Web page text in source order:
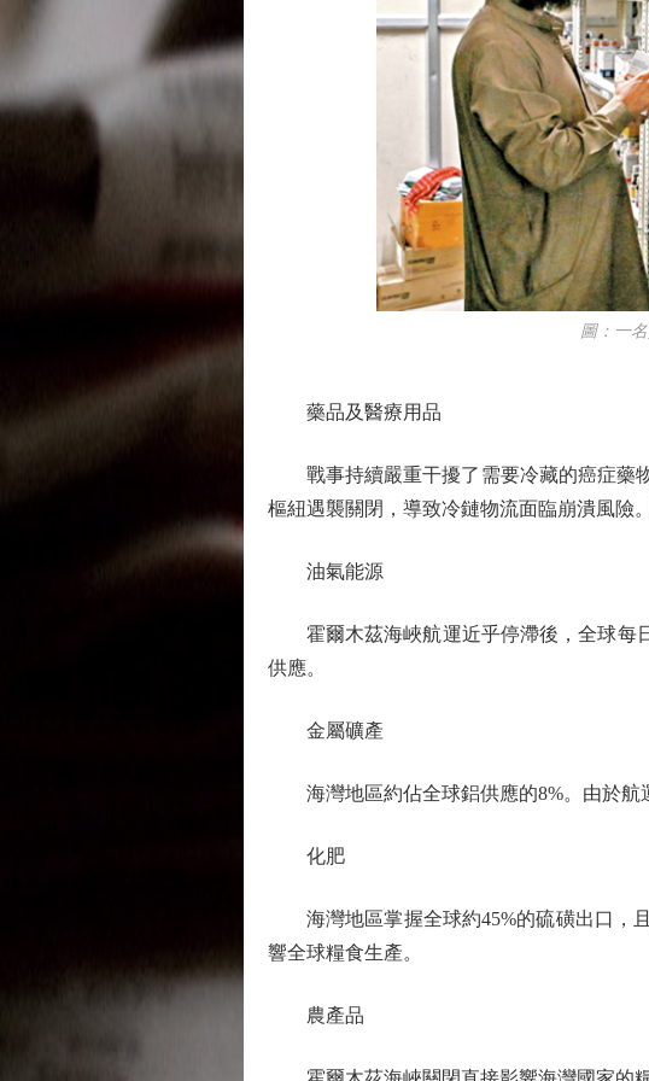
圖：一名員
藥品及醫療用品
戰事持續嚴重干擾了需要冷藏的癌症藥物
樞紐遇襲關閉，導致冷鏈物流面臨崩潰風險
油氣能源
霍爾木茲海峽航運近乎停滯後，全球每日
供應。
金屬礦產
海灣地區約佔全球鋁供應的8%。由於航
化肥
海灣地區掌握全球約45%的硫磺出口，且
響全球糧食生產。
農產品